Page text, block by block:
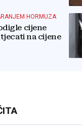
HORMUZA
cijene
na cijene